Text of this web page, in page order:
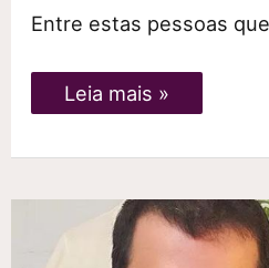
Entre estas pessoas
Curso
de
em
Leia mais »